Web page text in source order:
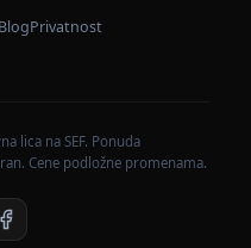
BlogPrivatnost
lica na SEF. Ponuda
Cene podložne promenama.